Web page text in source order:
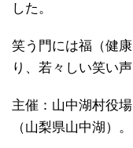
した。
笑う門には福（健
り、若々しい笑い
主催：山中湖村役
（山梨県山中湖）。